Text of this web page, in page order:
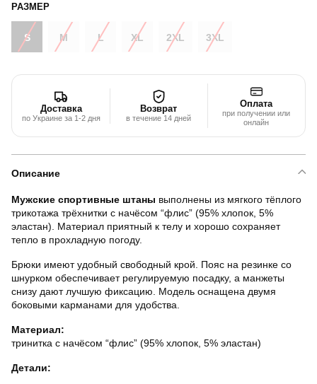
РАЗМЕР
S M L XL 2XL 3XL
Доставка
по Украине за 1-2 дня
Возврат
в течение 14 дней
Оплата
при получении или
онлайн
Описание
Мужские спортивные штаны выполнены из мягкого тёплого
трикотажа трёхнитки с начёсом “флис” (95% хлопок, 5%
эластан). Материал приятный к телу и хорошо сохраняет
тепло в прохладную погоду.
Брюки имеют удобный свободный крой. Пояс на резинке со
шнурком обеспечивает регулируемую посадку, а манжеты
снизу дают лучшую фиксацию. Модель оснащена двумя
боковыми карманами для удобства.
Материал:
тринитка с начёсом “флис” (95% хлопок, 5% эластан)
Детали: